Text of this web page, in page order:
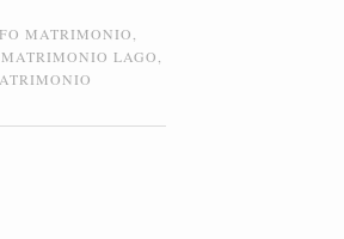
MATRIMONIO
LAGO